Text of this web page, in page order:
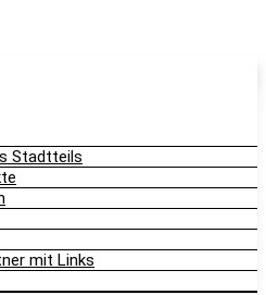
Stadtteils
mit Links